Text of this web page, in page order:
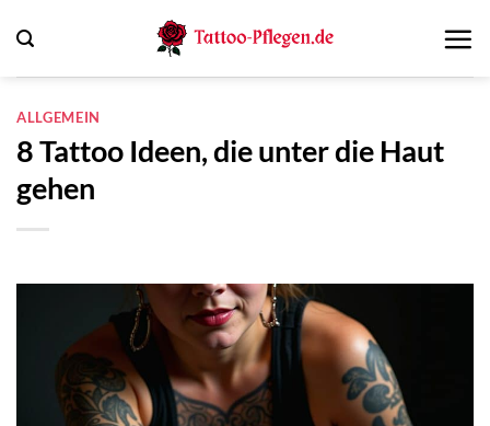
Inhalt
springen
ALLGEMEIN
8 Tattoo Ideen, die unter die Haut
gehen